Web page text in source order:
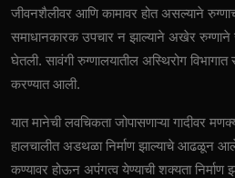
जीवनशैलीवर आणि कामावर होत असल्याने
समाधानकारक उपचार न झाल्याने अखेर रुग्णाने
घेतली. सावंगी रुग्णालयातील अस्थिरोग
करण्यात आली.
यात मानेची लवचिकता जोपासणाऱ्या गादीवर
हालचालीत अडथळा निर्माण झाल्याचे आढळून आले.
कण्यावर होऊन अपंगत्व येण्याची शक्यता निर्माण